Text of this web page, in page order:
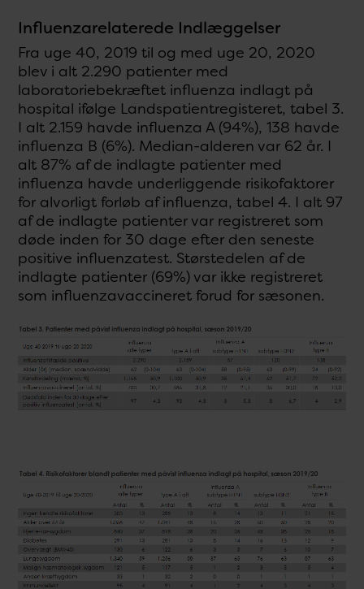
Influenzarelaterede Indlæggelser
Fra uge 40, 2019 til og med uge 20, 2020
blev i alt 2.290 patienter med
laboratoriebekræftet influenza indlagt på
hospital ifølge Landspatientregisteret, tabel 3.
I alt 2.159 havde influenza A (94%), 138 havde
influenza B (6%). Median-alderen var 62 år. I
alt 87% af de indlagte patienter med
influenza havde underliggende risikofaktorer
for alvorligt forløb af influenza, tabel 4. I alt 97
af de indlagte patienter var registreret som
døde inden for 30 dage efter den seneste
positive influenzatest. Størstedelen af de
indlagte patienter (69%) var ikke registreret
som influenzavaccineret forud for sæsonen.